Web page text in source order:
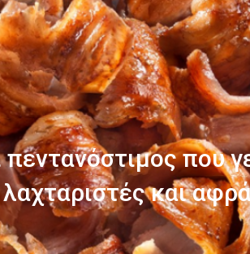
ΑΠΟ 40 ΧΡΟΝΙΑ
εξαιρετικής
Γνωρίστε μας